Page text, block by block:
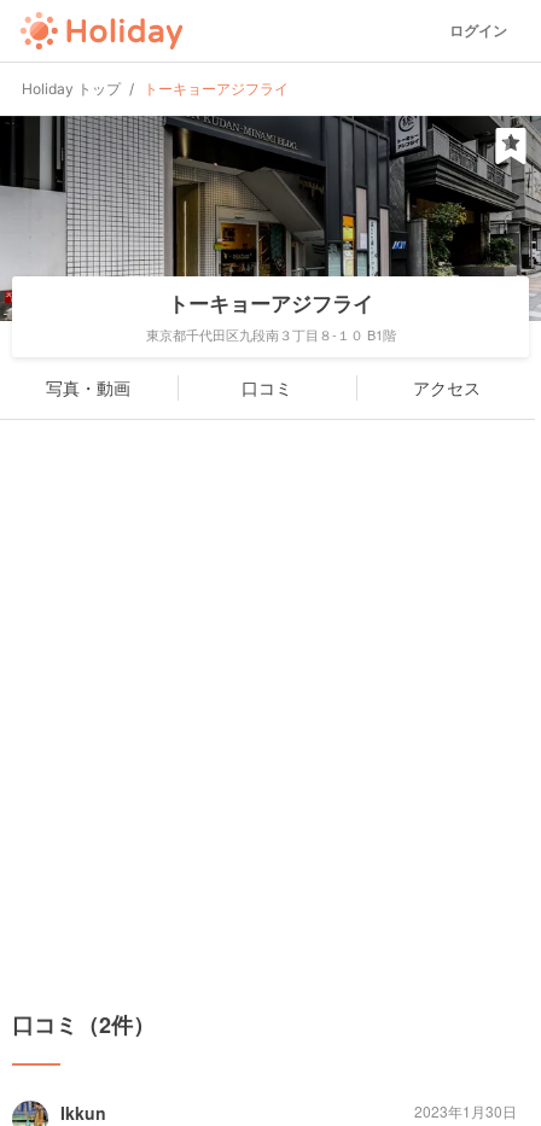
ログイン
Holiday トップ トーキョーアジフライ
トーキョーアジフライ
東京都千代田区九段南３丁目８-１０ B1階
写真・動画 口コミ アクセス
口コミ（2件）
Ikkun
2023年1月30日